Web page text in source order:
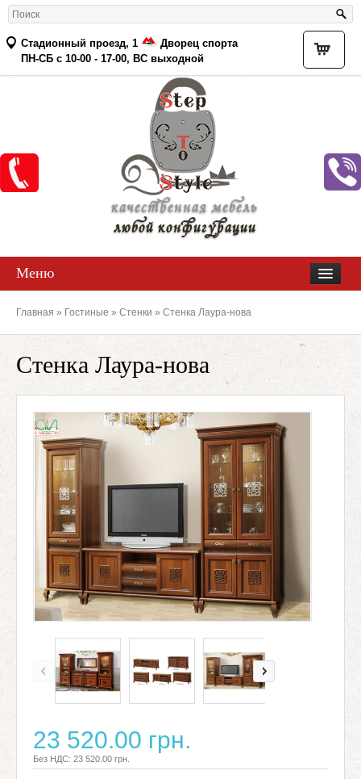
Стадионный проезд, 1
Дворец спорта
ПН-СБ с 10-00 - 17-00, ВС выходной
качественная мебель
любой конфигурации
Меню
Главная » Гостиные » Стенки » Стенка Лаура-нова
Стенка Лаура-нова
23 520.00 грн.
Без НДС: 23 520.00 грн.